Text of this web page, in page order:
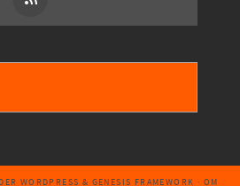
WORDPRESS & GENESIS FRAMEWORK · OM